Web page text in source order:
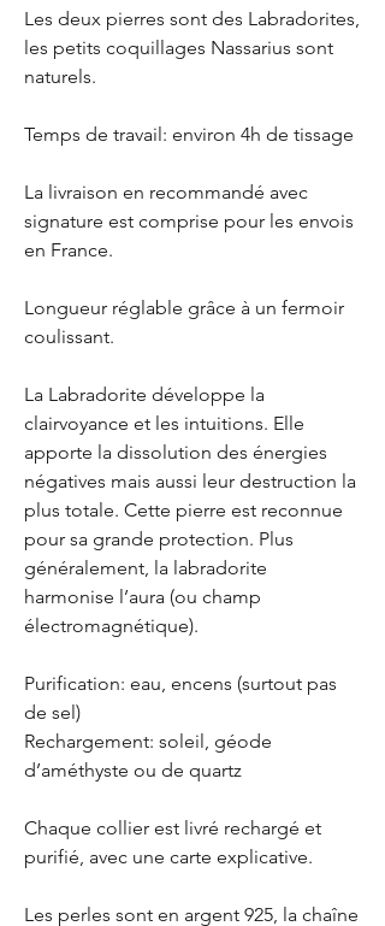
Les deux pierres sont des Labradorites,
les petits coquillages Nassarius sont
naturels.
Temps de travail: environ 4h de tissage
La livraison en recommandé avec
signature est comprise pour les envois
en France.
Longueur réglable grâce à un fermoir
coulissant.
La Labradorite développe la
clairvoyance et les intuitions. Elle
apporte la dissolution des énergies
négatives mais aussi leur destruction la
plus totale. Cette pierre est reconnue
pour sa grande protection. Plus
généralement, la labradorite
harmonise l’aura (ou champ
électromagnétique).
Purification: eau, encens (surtout pas
de sel)
Rechargement: soleil, géode
d’améthyste ou de quartz
Chaque collier est livré rechargé et
purifié, avec une carte explicative.
Les perles sont en argent 925, la chaîne